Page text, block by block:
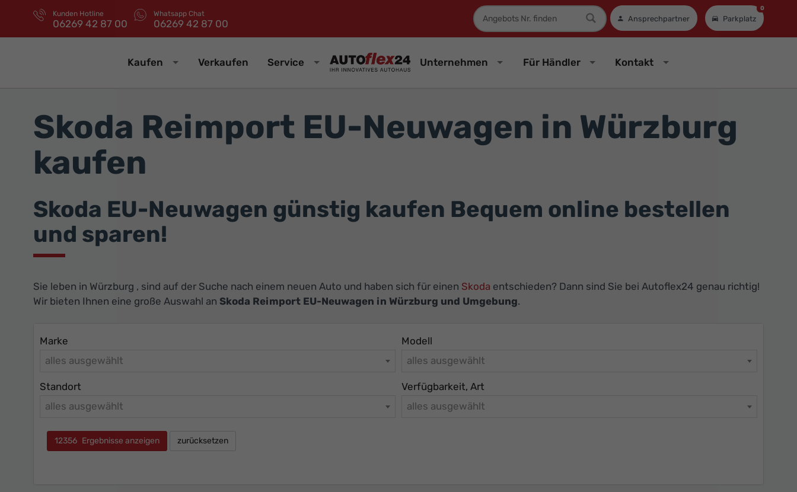
Kunden Hotline
06269 42 87 00
Whatsapp Chat
06269 42 87 00
Fahrzeugnummer
Ansprechpartner Parkplatz
0
Kaufen Verkaufen Service Unternehmen Für Händler Kontakt
Skoda Reimport EU-Neuwagen in Würzburg
kaufen
Skoda EU-Neuwagen günstig kaufen Bequem online bestellen
und sparen!
Sie leben in Würzburg , sind auf der Suche nach einem neuen Auto und haben sich für einen Skoda entschieden? Dann sind Sie bei Autoflex24 genau richtig!
Wir bieten Ihnen eine große Auswahl an Skoda Reimport EU-Neuwagen in Würzburg und Umgebung.
Marke
alles ausgewählt
Modell
alles ausgewählt
Standort
alles ausgewählt
Verfügbarkeit, Art
alles ausgewählt
12356 Ergebnisse anzeigen zurücksetzen